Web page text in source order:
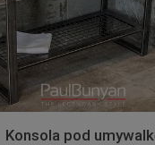
Konsola pod